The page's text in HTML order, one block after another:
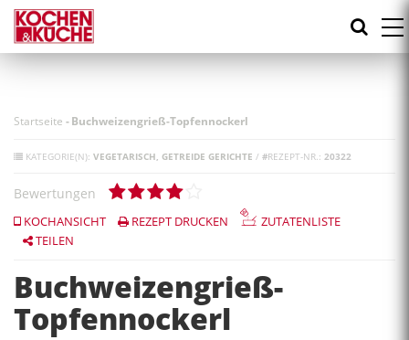
Direkt
zum
Inhalt
Startseite -Buchweizengrieß-Topfennockerl
KATEGORIE(N): VEGETARISCH GETREIDE GERICHTE / #REZEPT-NR.: 20322
Bewertungen
KOCHANSICHT REZEPT DRUCKEN
ZUTATENLISTE
TEILEN
Buchweizengrieß-
Topfennockerl